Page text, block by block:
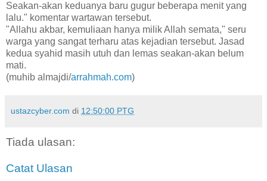
Seakan-akan keduanya baru gugur beberapa menit yang
lalu." komentar wartawan tersebut.
"Allahu akbar, kemuliaan hanya milik Allah semata," seru
warga yang sangat terharu atas kejadian tersebut. Jasad
kedua syahid masih utuh dan lemas seakan-akan belum
mati.
(muhib almajdi/arrahmah.com)
ustazcyber.com di 12:50:00 PTG
Tiada ulasan:
Catat Ulasan